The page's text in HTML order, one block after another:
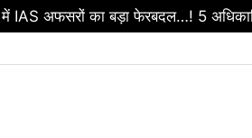
IAS अफसरों का बड़ा फेरबदल…! 5